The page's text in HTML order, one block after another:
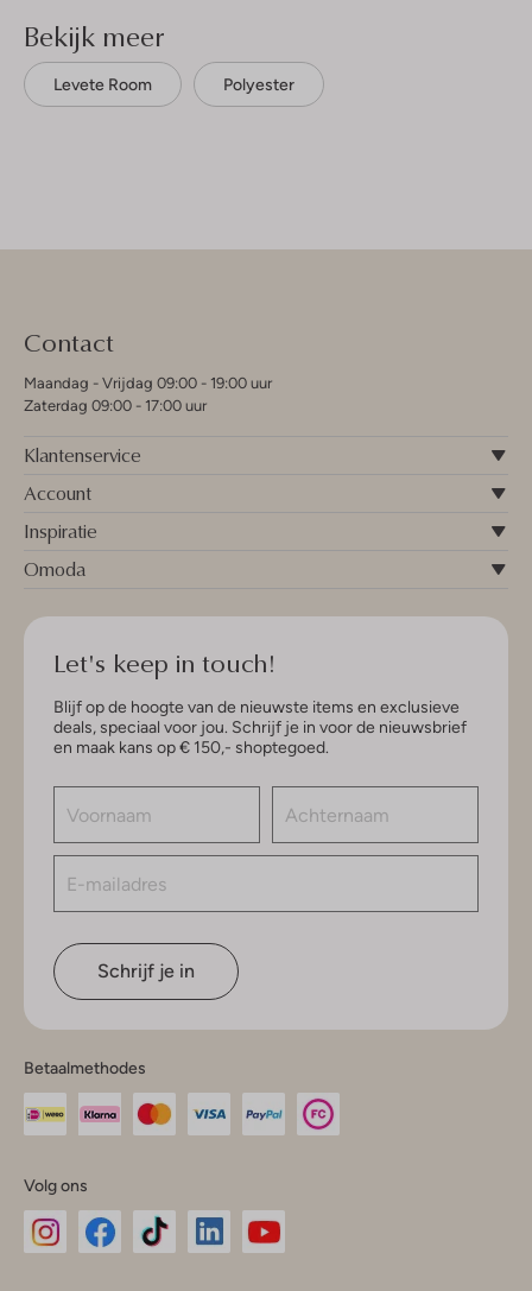
Bekijk meer
Levete Room Polyester
Contact
Maandag - Vrijdag 09:00 - 19:00 uur
Zaterdag 09:00 - 17:00 uur
Klantenservice
Account
Inspiratie
Omoda
Let's keep in touch!
Blijf op de hoogte van de nieuwste items en exclusieve
deals, speciaal voor jou. Schrijf je in voor de nieuwsbrief
en maak kans op € 150,- shoptegoed.
Schrijf je in
Betaalmethodes
Volg ons